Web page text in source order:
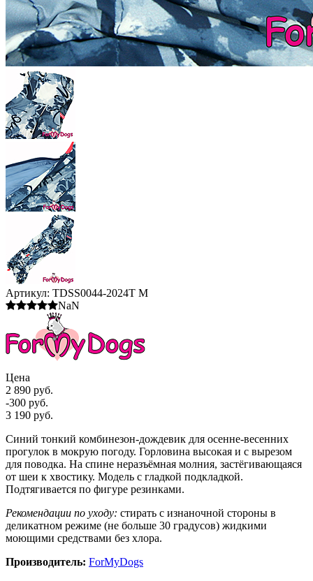
Артикул: TDSS0044-2024T M
NaN
Цена
2 890 руб.
-300 руб.
3 190 руб.
Синий тонкий комбинезон-дождевик для осенне-весенних
прогулок в мокрую погоду. Горловина высокая и с вырезом
для поводка. На спине неразъёмная молния, застёгивающаяся
от шеи к хвостику. Модель с гладкой подкладкой.
Подтягивается по фигуре резинками.
Рекомендации по уходу: стирать с изнаночной стороны в
деликатном режиме (не больше 30 градусов) жидкими
моющими средствами без хлора.
Производитель: ForMyDogs